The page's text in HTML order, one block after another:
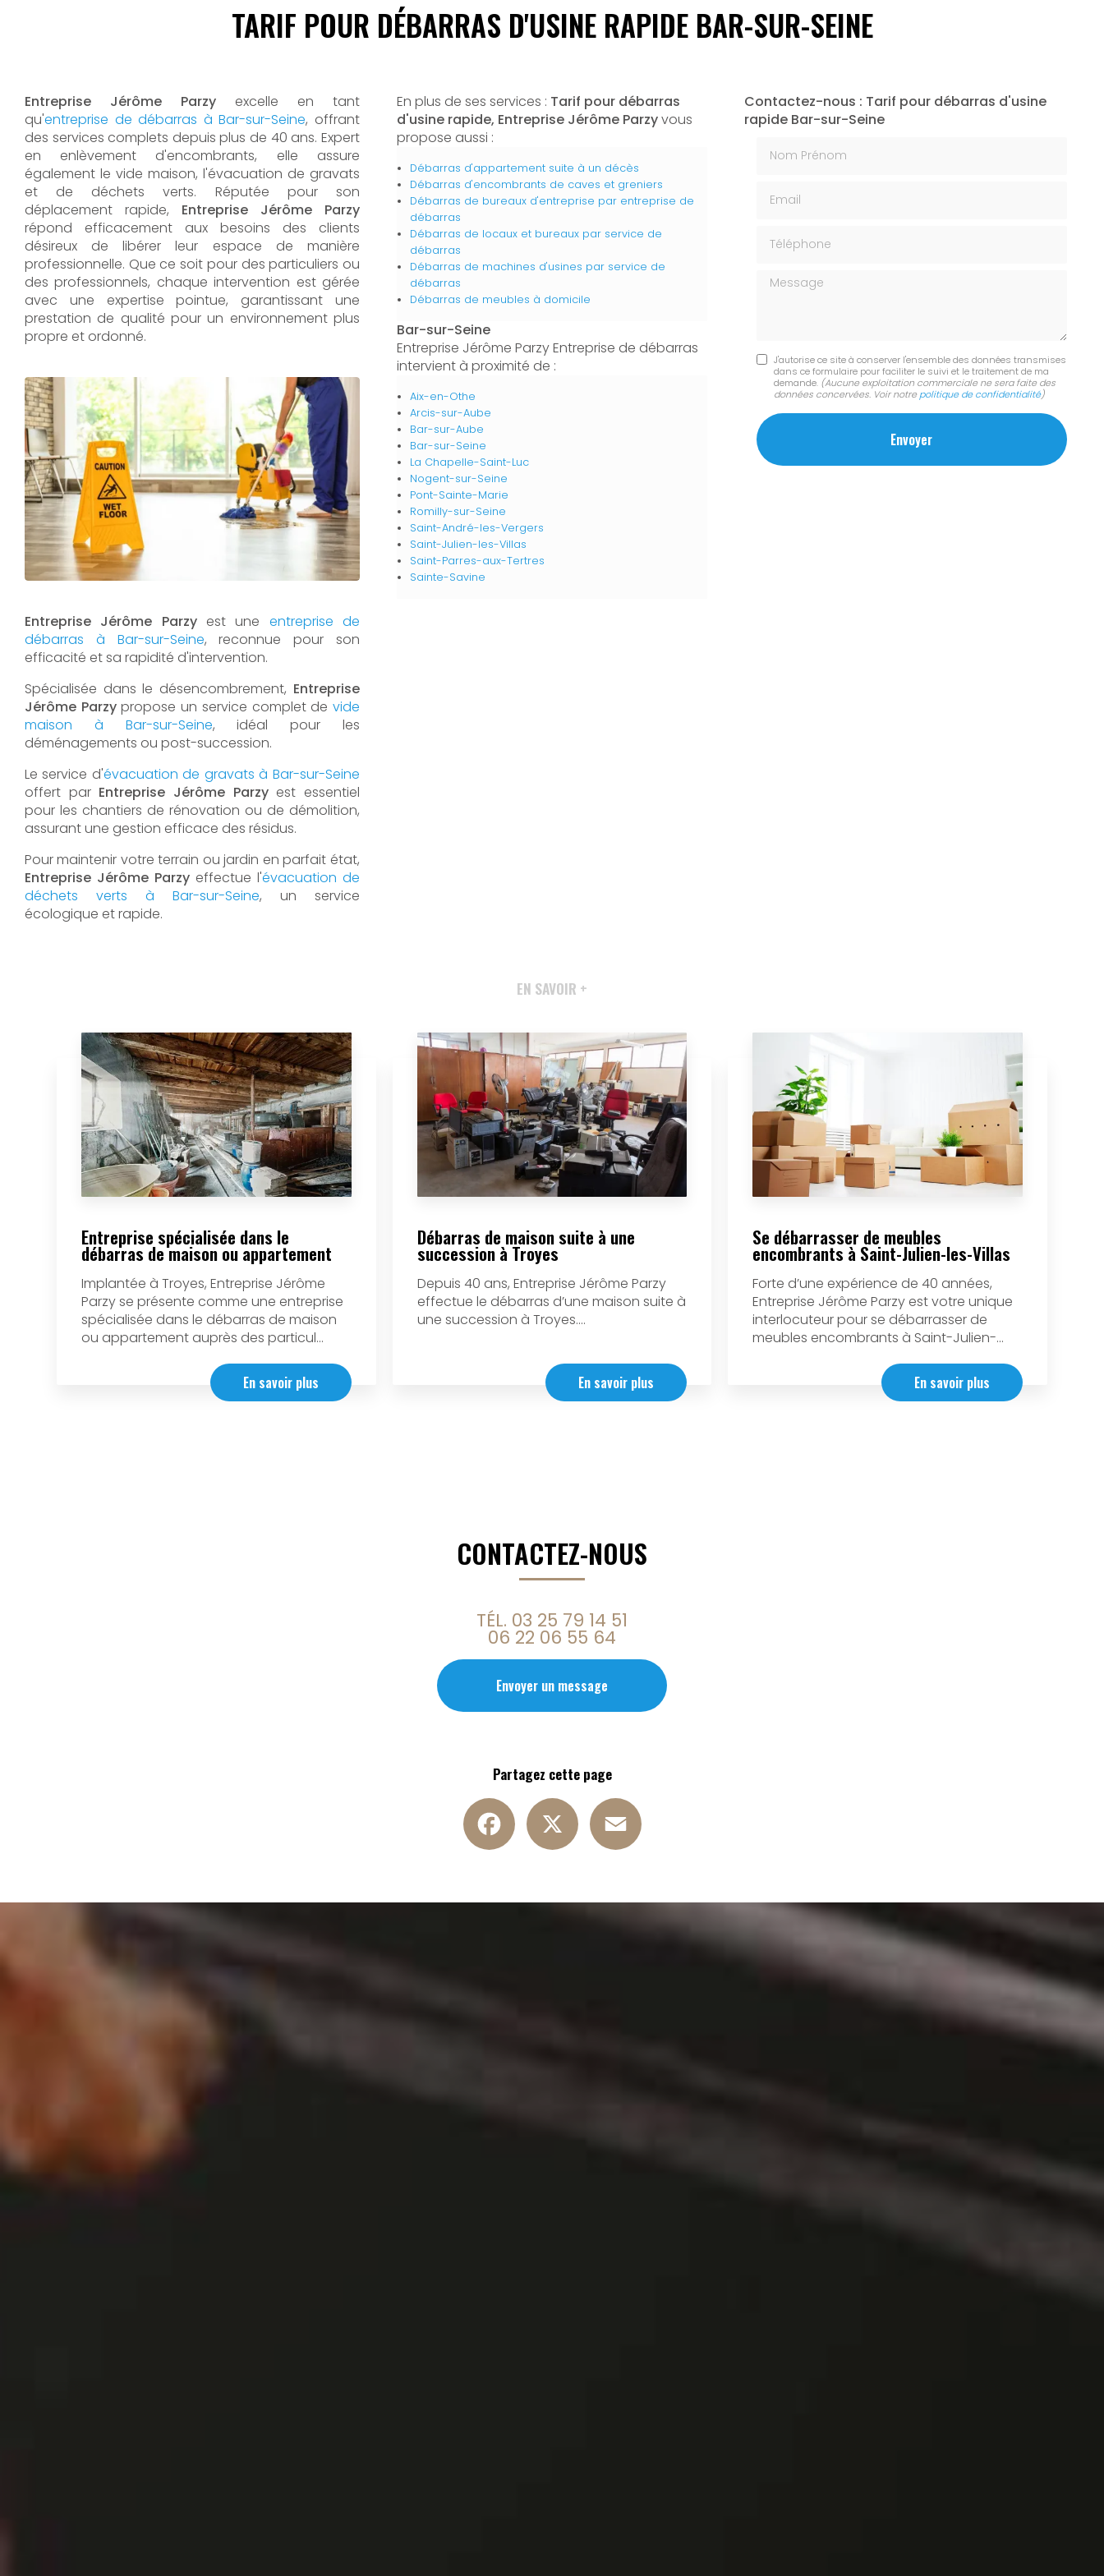
TARIF POUR DÉBARRAS D'USINE RAPIDE BAR-SUR-SEINE
Entreprise Jérôme Parzy excelle en tant
qu'entreprise de débarras à Bar-sur-Seine, offrant
des services complets depuis plus de 40 ans. Expert
en enlèvement d'encombrants, elle assure
également le vide maison, l'évacuation de gravats
et de déchets verts. Réputée pour son
déplacement rapide, Entreprise Jérôme Parzy
répond efficacement aux besoins des clients
désireux de libérer leur espace de manière
professionnelle. Que ce soit pour des particuliers ou
des professionnels, chaque intervention est gérée
avec une expertise pointue, garantissant une
prestation de qualité pour un environnement plus
propre et ordonné.
Entreprise Jérôme Parzyest une entreprise de
débarras à Bar-sur-Seine, reconnue pour son
efficacité et sa rapidité d'intervention.
Spécialisée dans le désencombrement, Entreprise
Jérôme Parzypropose un service complet de vide
maison à Bar-sur-Seine, idéal pour les
déménagements ou post-succession.
Le service d'évacuation de gravats à Bar-sur-Seine
offert par Entreprise Jérôme Parzyest essentiel
pour les chantiers de rénovation ou de démolition,
assurant une gestion efficace des résidus.
Pour maintenir votre terrain ou jardin en parfait état,
Entreprise Jérôme Parzy effectue l'évacuation de
déchets verts à Bar-sur-Seine, un service
écologique et rapide.
En plus de ses services : Tarif pour débarras
d'usine rapide, Entreprise Jérôme Parzyvous
propose aussi :
Débarras d'appartement suite à un décès
Débarras d'encombrants de caves et greniers
Débarras de bureaux d'entreprise par entreprise de
débarras
Débarras de locaux et bureaux par service de
débarras
Débarras de machines d'usines par service de
débarras
Débarras de meubles à domicile
Bar-sur-Seine
Entreprise Jérôme Parzy Entreprise de débarras
intervient à proximité de :
Aix-en-Othe
Arcis-sur-Aube
Bar-sur-Aube
Bar-sur-Seine
La Chapelle-Saint-Luc
Nogent-sur-Seine
Pont-Sainte-Marie
Romilly-sur-Seine
Saint-André-les-Vergers
Saint-Julien-les-Villas
Saint-Parres-aux-Tertres
Sainte-Savine
Contactez-nous : Tarif pour débarras d'usine
rapide Bar-sur-Seine
Message
J'autorise ce site à conserver l'ensemble des données transmises
dans ce formulaire pour faciliter le suivi et le traitement de ma
demande. (Aucune exploitation commerciale ne sera faite des
données concervées. Voir notre politique de confidentialité)
EN SAVOIR +
Entreprise spécialisée dans le
débarras de maison ou appartement
Implantée à Troyes, Entreprise Jérôme
Parzy se présente comme une entreprise
spécialisée dans le débarras de maison
ou appartement auprès des particul...
En savoir plus
Débarras de maison suite à une
succession à Troyes
Depuis 40 ans, Entreprise Jérôme Parzy
effectue le débarras d’une maison suite à
une succession à Troyes....
En savoir plus
Se débarrasser de meubles
encombrants à Saint-Julien-les-Villas
Forte d’une expérience de 40 années,
Entreprise Jérôme Parzy est votre unique
interlocuteur pour se débarrasser de
meubles encombrants à Saint-Julien-...
En savoir plus
CONTACTEZ-NOUS
TÉL. 03 25 79 14 51
06 22 06 55 64
Envoyer un message
Partagez cette page
Facebook